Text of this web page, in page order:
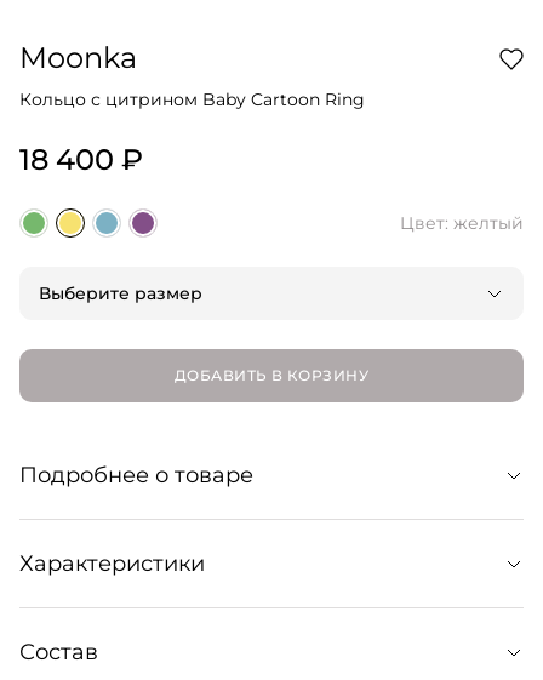
Moonka
Кольцо с цитрином Baby Cartoon Ring
18 400 ₽
Цвет: желтый
Выберите размер
ДОБАВИТЬ В КОРЗИНУ
Подробнее о товаре
Кольцо выполнено из серебра 925 пробы с лимонной
позолотой. Можно сочетать с другими изделиями из
коллекции «Мультфильм» Cartoon, варьируя разные
Характеристики
Вес — 6 г
Состав